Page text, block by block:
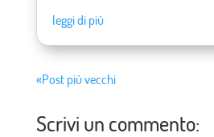
leggi di più
«Post più vecchi
Scrivi un commento: